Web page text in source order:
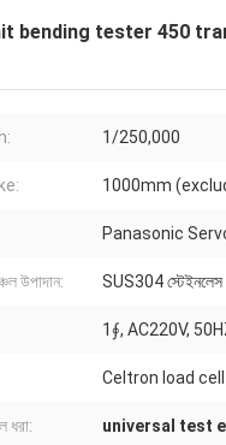
bending tester 450
1/250,000
1000mm
Panasonic
উপাদান: SUS304 স্টেইনলেস
1∮, AC220V,
Celtron load cell
ধরা: universal test